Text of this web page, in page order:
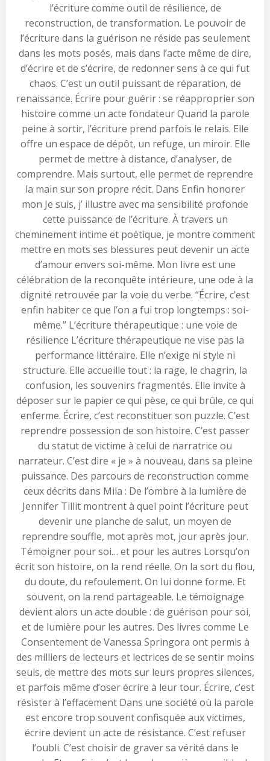
l’écriture comme outil de résilience, de
reconstruction, de transformation. Le pouvoir de
l’écriture dans la guérison ne réside pas seulement
dans les mots posés, mais dans l’acte même de dire,
d’écrire et de s’écrire, de redonner sens à ce qui fut
chaos. C’est un outil puissant de réparation, de
renaissance. Écrire pour guérir : se réapproprier son
histoire comme un acte fondateur Quand la parole
peine à sortir, l’écriture prend parfois le relais. Elle
offre un espace de dépôt, un refuge, un miroir. Elle
permet de mettre à distance, d’analyser, de
comprendre. Mais surtout, elle permet de reprendre
la main sur son propre récit. Dans Enfin honorer
mon Je suis, j’ illustre avec ma sensibilité profonde
cette puissance de l’écriture. À travers un
cheminement intime et poétique, je montre comment
mettre en mots ses blessures peut devenir un acte
d’amour envers soi-même. Mon livre est une
célébration de la reconquête intérieure, une ode à la
dignité retrouvée par la voie du verbe. “Écrire, c’est
enfin habiter ce que l’on a fui trop longtemps : soi-
même.” L’écriture thérapeutique : une voie de
résilience L’écriture thérapeutique ne vise pas la
performance littéraire. Elle n’exige ni style ni
structure. Elle accueille tout : la rage, le chagrin, la
confusion, les souvenirs fragmentés. Elle invite à
déposer sur le papier ce qui pèse, ce qui brûle, ce qui
enferme. Écrire, c’est reconstituer son puzzle. C’est
reprendre possession de son histoire. C’est passer
du statut de victime à celui de narratrice ou
narrateur. C’est dire « je » à nouveau, dans sa pleine
puissance. Des parcours de reconstruction comme
ceux décrits dans Mila : De l’ombre à la lumière de
Jennifer Tillit montrent à quel point l’écriture peut
devenir une planche de salut, un moyen de
reprendre souffle, mot après mot, jour après jour.
Témoigner pour soi… et pour les autres Lorsqu’on
écrit son histoire, on la rend réelle. On la sort du flou,
du doute, du refoulement. On lui donne forme. Et
souvent, on la rend partageable. Le témoignage
devient alors un acte double : de guérison pour soi,
et de lumière pour les autres. Des livres comme Le
Consentement de Vanessa Springora ont permis à
des milliers de lecteurs et lectrices de se sentir moins
seuls, de mettre des mots sur leurs propres silences,
et parfois même d’oser écrire à leur tour. Écrire, c’est
résister à l’effacement Dans une société où la parole
est encore trop souvent confisquée aux victimes,
écrire devient un acte de résistance. C’est refuser
l’oubli. C’est choisir de graver sa vérité dans le